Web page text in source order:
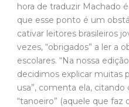
hora de traduzir Machado
que esse ponto é um
cativar leitores brasileiros
vezes, “obrigados” a ler a
escolares. “Na nossa
decidimos explicar muitas
usa”, comenta ela,
“tanoeiro” (aquele que faz